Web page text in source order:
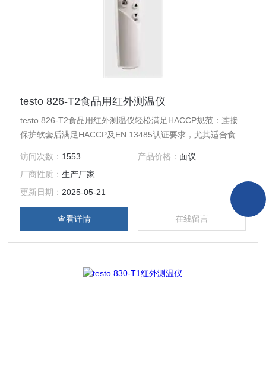
testo 826-T2食品用红外测温仪
testo 826-T2食品用红外测温仪轻松满足HACCP规范：连接
保护软套后满足HACCP及EN 13485认证要求，尤其适合食品
访问次数： 1553 产品价格： 面议
厂商性质：生产厂家
更新日期： 2025-05-21
查看详情 在线留言